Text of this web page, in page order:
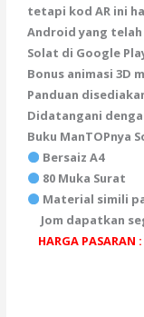
tetapi kod AR ini
Android yang
Solat di Google
Bonus animasi 3D
Panduan
Didatangani
Buku ManTOPnya
Bersaiz A4
80 Muka Surat
Material simili
Jom dapatkan
HARGA PASARAN